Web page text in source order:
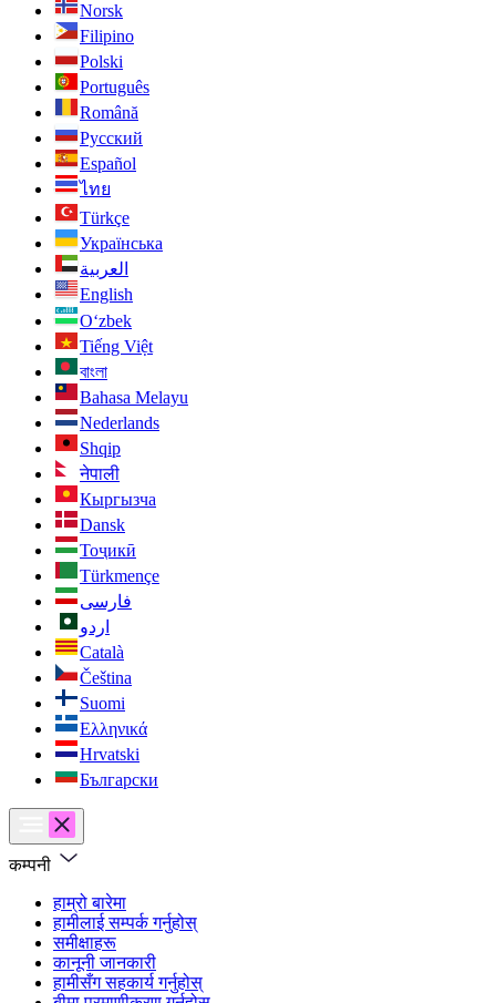
Norsk
Filipino
Polski
Português
Română
Русский
Español
ไทย
Türkçe
Українська
العربية
English
O‘zbek
Tiếng Việt
বাংলা
Bahasa Melayu
Nederlands
Shqip
नेपाली
Кыргызча
Dansk
Тоҷикӣ
Türkmençe
فارسی
اردو
Català
Čeština
Suomi
Ελληνικά
Hrvatski
Български
कम्पनी
हाम्रो बारेमा
हामीलाई सम्पर्क गर्नुहोस्
समीक्षाहरू
कानूनी जानकारी
हामीसँग सहकार्य गर्नुहोस्